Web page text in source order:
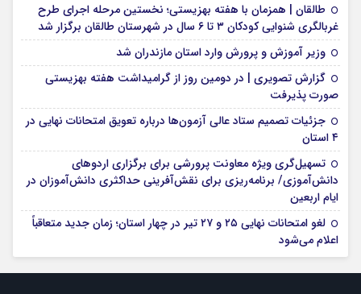
طالقان | همزمان با هفته بهزیستی؛ نخستین مرحله اجرای طرح
غربالگری شنوایی کودکان ۳ تا ۶ سال در شهرستان طالقان برگزار شد
وزیر آموزش و پرورش وارد استان مازندران شد
گزارش تصویری | در دومین روز از گرامیداشت هفته بهزیستی
صورت پذیرفت
جزئیات تصمیم ستاد عالی آزمون‌ها درباره تعویق امتحانات نهایی در
۴ استان
تسهیل‌گری ویژه معاونت پرورشی برای برگزاری اردوهای
دانش‌آموزی/ برنامه‌ریزی برای نقش‌آفرینی حداکثری دانش‌آموزان در
ایام اربعین
لغو امتحانات نهایی ۲۵ و ۲۷ تیر در چهار استان؛ زمان جدید متعاقباً
اعلام می‌شود